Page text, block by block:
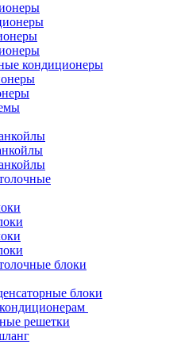
кондиционеры
блоки
блоки
решетки